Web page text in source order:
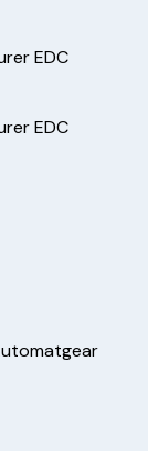
EDC
EDC